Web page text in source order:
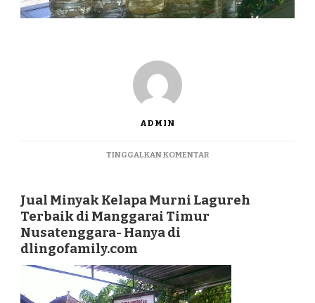
ADMIN
TINGGALKAN KOMENTARPADA
MURNI
NUSATENGGARA
Jual Minyak Kelapa Murni Lagureh
Terbaik di Manggarai Timur
Nusatenggara- Hanya di
dlingofamily.com